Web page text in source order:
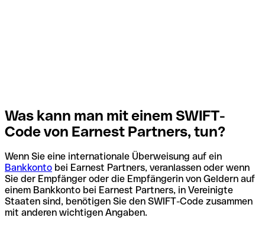
Was kann man mit einem SWIFT-
Code von Earnest Partners, tun?
Wenn Sie eine internationale Überweisung auf ein
Bankkonto bei Earnest Partners, veranlassen oder wenn
Sie der Empfänger oder die Empfängerin von Geldern auf
einem Bankkonto bei Earnest Partners, in Vereinigte
Staaten sind, benötigen Sie den SWIFT-Code zusammen
mit anderen wichtigen Angaben.